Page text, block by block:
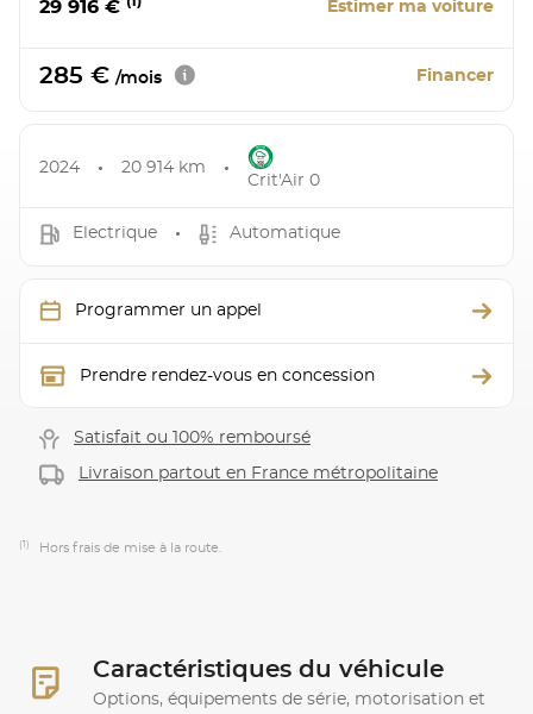
29 916 € Estimer ma voiture
285 € /mois Financer
2024 20 914 km
Crit'Air 0
Electrique Automatique
Programmer un appel
Prendre rendez-vous en concession
Satisfait ou 100% remboursé
Livraison partout en France métropolitaine
(1) Hors frais de mise à la route.
Caractéristiques du véhicule
Options, équipements de série, motorisation et